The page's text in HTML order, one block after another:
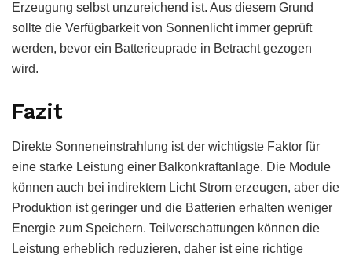
Erzeugung selbst unzureichend ist. Aus diesem Grund
sollte die Verfügbarkeit von Sonnenlicht immer geprüft
werden, bevor ein Batterieuprade in Betracht gezogen
wird.
Fazit
Direkte Sonneneinstrahlung ist der wichtigste Faktor für
eine starke Leistung einer Balkonkraftanlage. Die Module
können auch bei indirektem Licht Strom erzeugen, aber die
Produktion ist geringer und die Batterien erhalten weniger
Energie zum Speichern. Teilverschattungen können die
Leistung erheblich reduzieren, daher ist eine richtige